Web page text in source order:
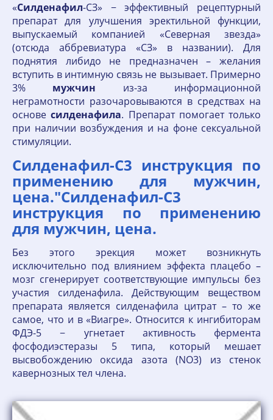
«Силденафил-СЗ» − эффективный рецептурный
препарат для улучшения эректильной функции,
выпускаемый компанией «Северная звезда»
(отсюда аббревиатура «СЗ» в названии). Для
поднятия либидо не предназначен – желания
вступить в интимную связь не вызывает. Примерно
3% мужчин из-за информационной
неграмотности разочаровываются в средствах на
основесилденафила. Препарат помогает только
при наличии возбуждения и на фоне сексуальной
стимуляции.
Силденафил-С3 инструкция по
применению для мужчин,
цена."Силденафил-С3
инструкция по применению
для мужчин, цена.
Без этого эрекция может возникнуть
исключительно под влиянием эффекта плацебо –
мозг сгенерирует соответствующие импульсы без
участия силденафила. Действующим веществом
препарата является силденафила цитрат – то же
самое, что и в «Виагре». Относится к ингибиторам
ФДЭ-5 − угнетает активность фермента
фосфодиэстеразы 5 типа, который мешает
высвобождению оксида азота (NO3) из стенок
кавернозных тел члена.